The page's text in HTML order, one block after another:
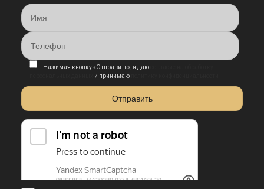
Нажимая кнопку «Отправить», я даю
и принимаю